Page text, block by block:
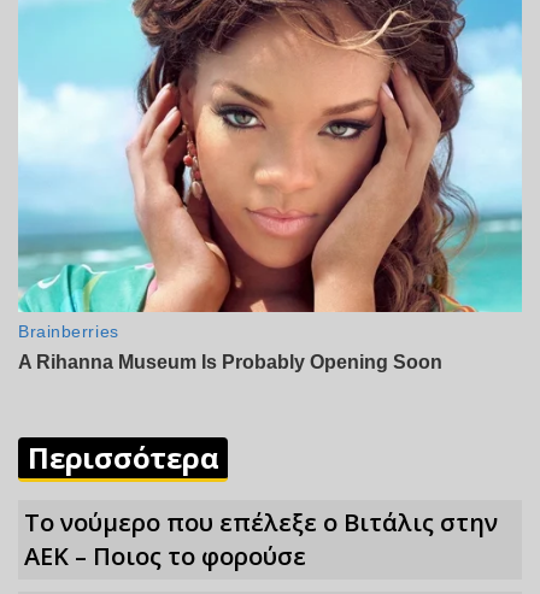
Περισσότερα
Το νούμερο που επέλεξε ο Βιτάλις στην
ΑΕΚ – Ποιος το φορούσε